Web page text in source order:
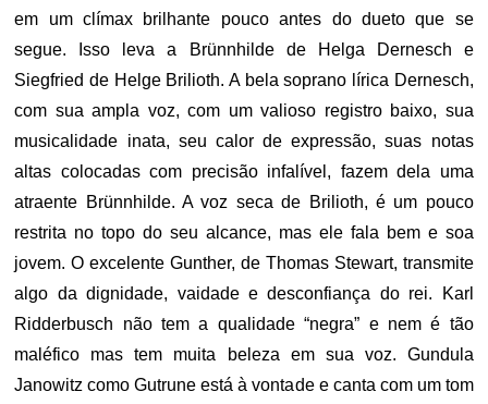
em um clímax brilhante pouco antes do dueto que se
segue. Isso leva a Brünnhilde de Helga Dernesch e
Siegfried de Helge Brilioth. A bela soprano lírica Dernesch,
com sua ampla voz, com um valioso registro baixo, sua
musicalidade inata, seu calor de expressão, suas notas
altas colocadas com precisão infalível, fazem dela uma
atraente Brünnhilde. A voz seca de Brilioth, é um pouco
restrita no topo do seu alcance, mas ele fala bem e soa
jovem. O excelente Gunther, de Thomas Stewart, transmite
algo da dignidade, vaidade e desconfiança do rei. Karl
Ridderbusch não tem a qualidade “negra” e nem é tão
maléfico mas tem muita beleza em sua voz. Gundula
Janowitz como Gutrune está à vontade e canta com um tom